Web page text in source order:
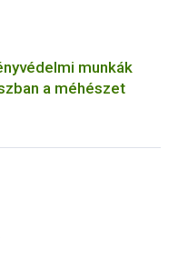
munkák
a méhészet